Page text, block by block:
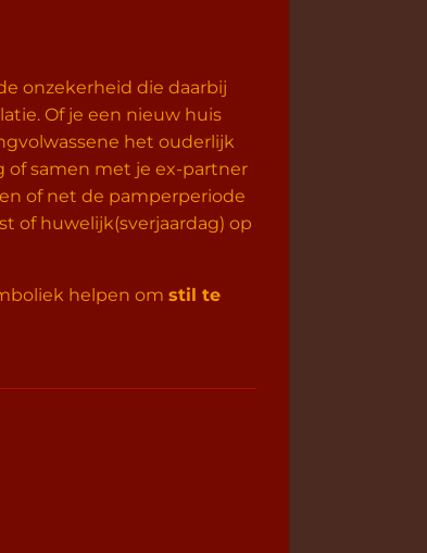
onzekerheid die daarbij
Of je een nieuw huis
het ouderlijk
of samen met je ex-partner
of net de pamperperiode
of huwelijk(sverjaardag) op
helpen om stil te